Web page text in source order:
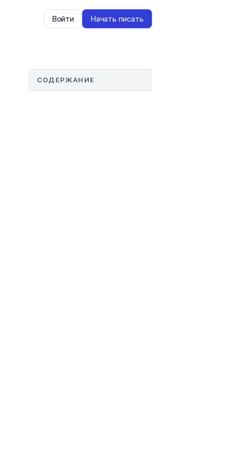
Войти Начать писать
СОДЕРЖАНИЕ